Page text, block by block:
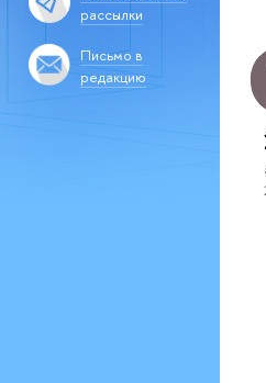
рассылки
Письмо в
редакцию